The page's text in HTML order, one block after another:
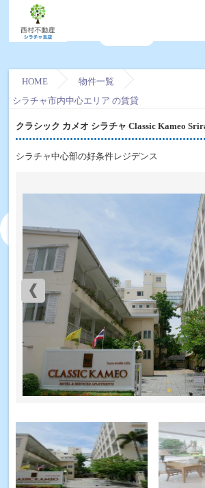
HOME
物件一覧
シラチャ市内中心エリア の賃貸
クラシック カメオ シラチャ Classic Kameo
シラチャ中心部の好条件レジデンス